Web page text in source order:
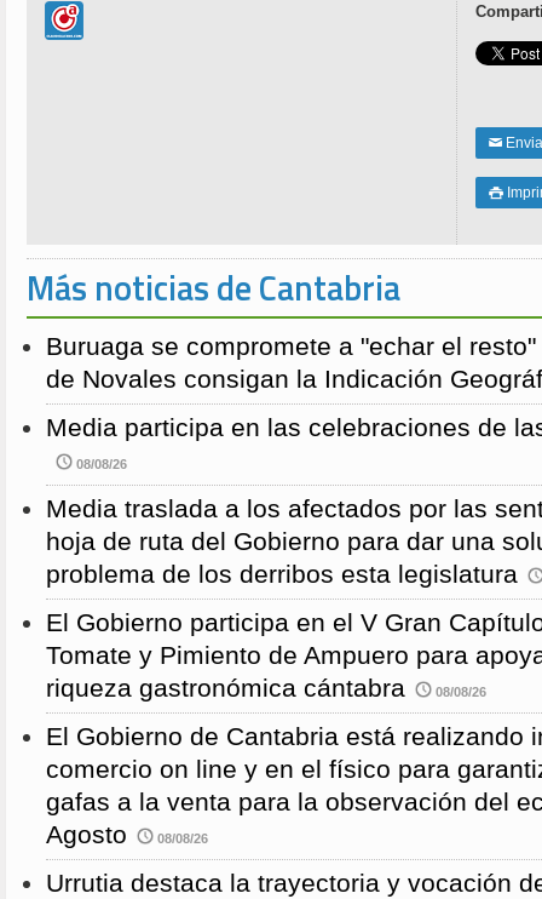
✉

Más noticias de Cantabria
Buruaga se compromete a "echar el
de Novales consigan la Indicación
Media participa en las celebraciones de
08/08/26
Media traslada a los afectados por las
hoja de ruta del Gobierno para dar una
problema de los derribos esta legislatura
El Gobierno participa en el V Gran
Tomate y Pimiento de Ampuero para
riqueza gastronómica cántabra
08/08/26
El Gobierno de Cantabria está realizando
comercio on line y en el físico para
gafas a la venta para la observación del
Agosto
08/08/26
Urrutia destaca la trayectoria y vocación